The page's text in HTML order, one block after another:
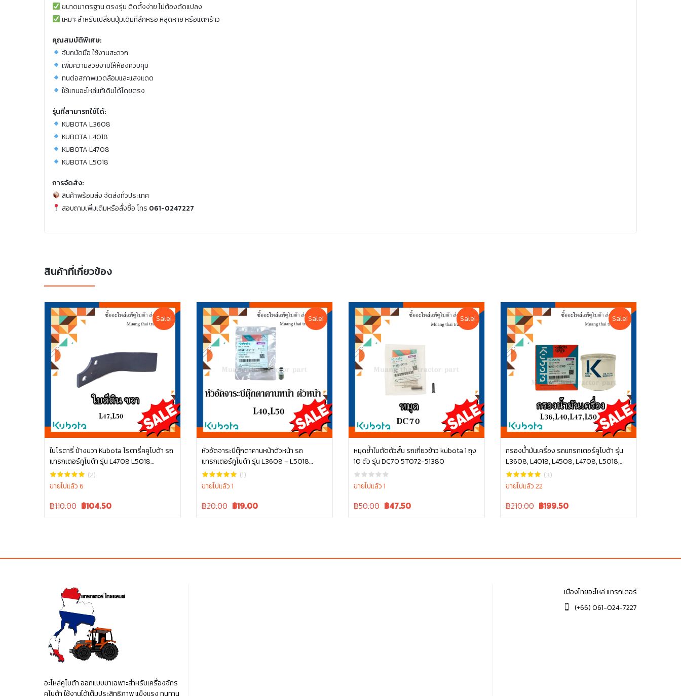
ขนาดมาตรฐาน ตรงรุ่น ติดตั้งง่าย ไม่ต้องดัดแปลง
เหมาะสำหรับเปลี่ยนปุ่มเดิมที่สึกหรอ หลุดหาย หรือแตกร้าว
คุณสมบัติพิเศษ:
จับถนัดมือ ใช้งานสะดวก
เพิ่มความสวยงามให้ห้องควบคุม
ทนต่อสภาพแวดล้อมและแสงแดด
ใช้แทนอะไหล่แท้เดิมได้โดยตรง
รุ่นที่สามารถใช้ได้:
KUBOTA L3608
KUBOTA L4018
KUBOTA L4708
KUBOTA L5018
การจัดส่ง:
สินค้าพร้อมส่ง จัดส่งทั่วประเทศ
สอบถามเพิ่มเติมหรือสั่งซื้อ โทร 061-0247227
สินค้าที่เกี่ยวข้อง
Sale!
ใบโรตารี่ ข้างขวา Kubota โรตารี่คคูโบต้า รถ
แทรกเตอร์คูโบต้า รุ่น L4708 L5018
W9518-54071(2)
ขายไปแล้ว 6
Original
฿110.00 Current
฿104.50
หยิบใส่ตะกร้า
Sale!
หัวอัดจาระบีตุ๊กตาคานหน้าตัวหน้า รถ
แทรกเตอร์คูโบต้า รุ่น L3608 – L5018
06611-15010(1)
ขายไปแล้ว 1
Original
฿20.00 Current
฿19.00
หยิบใส่ตะกร้า
Sale!
หมุดย้ำใบตัดตัวสั้น รถเกี่ยวข้าว kubota 1 ถุง
10 ตัว รุ่น DC70 5T072-51380
ขายไปแล้ว 1
Original
฿50.00 Current
฿47.50
หยิบใส่ตะกร้า
Sale!
กรองน้ำมันเครื่อง รถแทรกเตอร์คูโบต้า รุ่น
L3608, L4018, L4508, L4708, L5018,
M6040 , W9501-31070B
(3)
ขายไปแล้ว 22
Original
฿210.00 Current
฿199.50
หยิบใส่ตะกร้า
อะไหล่คูโบต้า ออกแบบมาเฉพาะสำหรับเครื่องจักร
เมืองไทยอะไหล่ แทรกเตอร์
(+66) 061-024-7227